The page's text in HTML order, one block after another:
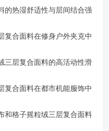
的热湿舒适性与层间结合强
复合面料在修身户外夹克中
三层复合面料的高活动性滑
复合面料在都市机能服饰中
和格子摇粒绒三层复合面料